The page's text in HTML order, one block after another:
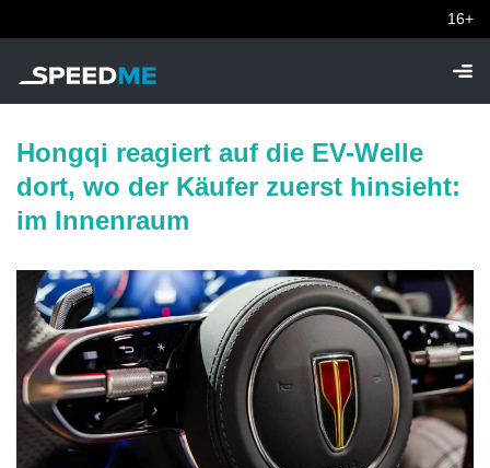
16+
Hongqi reagiert auf die EV-Welle
dort, wo der Käufer zuerst hinsieht:
im Innenraum